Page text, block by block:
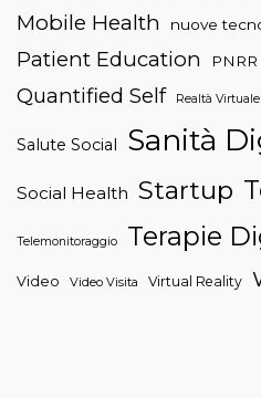
Mobile Health
nuove
Patient Education PNRR
Quantified Self
Realtà Virtuale
Salute Social Sanità
Social Health Startup
Telemonitoraggio Terapie
Video Video Visita Virtual Reality